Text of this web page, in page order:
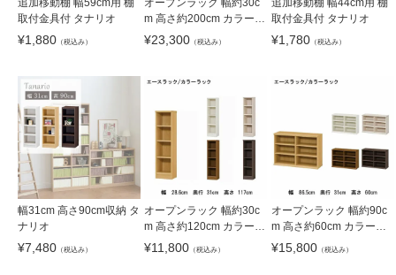
追加移動棚 幅59cm用 棚
取付金具付 タナリオ
¥1,880 （税込み）
オープンラック 幅約30c
m 高さ約200cm カラーラ
ック
¥23,300 （税込み）
追加移動棚 幅44cm用 棚
取付金具付 タナリオ
¥1,780（税込み）
幅31cm 高さ90cm収納 タ
ナリオ
¥7,480 （税込み）
オープンラック 幅約30c
m 高さ約120cm カラーラ
ック
¥11,800 （税込み）
オープンラック 幅約90c
m 高さ約60cm カラーラ
ック
¥15,800（税込み）